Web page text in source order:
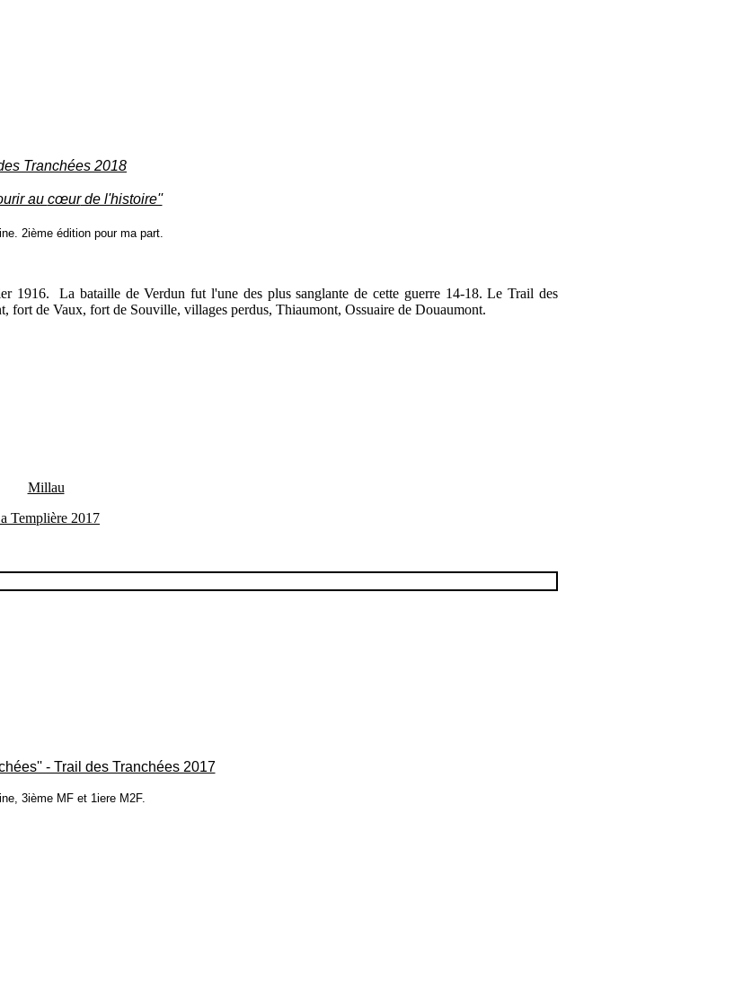
Tranchées 2018
au cœurde l'histoire''
2ième édition pour ma part.
1916. La bataille de Verdun fut l'une des plus sanglante de cette guerre 14-18. Le Trail des
fort de Vaux, fort de Souville, villages perdus, Thiaumont, Ossuaire de Douaumont.
Millau
Templière 2017
- Trail des Tranchées 2017
3ième MF et 1iere M2F.